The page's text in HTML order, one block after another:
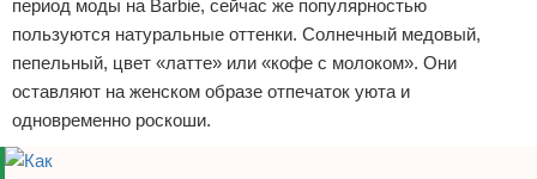
Прически
Разное
период моды на Barbie, сейчас же популярностью
пользуются натуральные оттенки. Солнечный медовый,
пепельный, цвет «латте» или «кофе с молоком». Они
оставляют на женском образе отпечаток уюта и
одновременно роскоши.